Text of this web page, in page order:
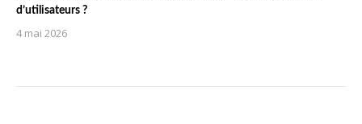
d’utilisateurs ?
4 mai 2026